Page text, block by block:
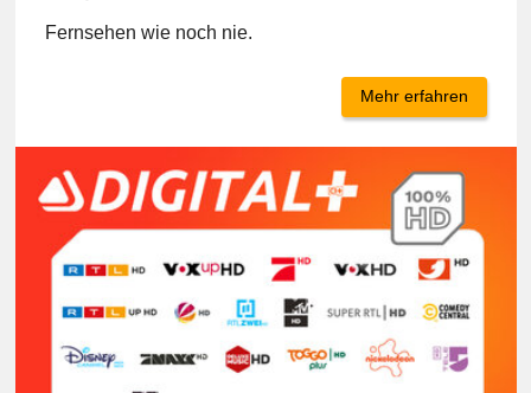
Fernsehen wie noch nie.
Mehr erfahren